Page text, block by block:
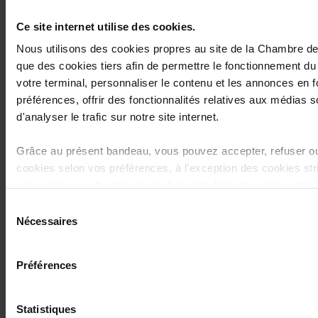
Ce site internet utilise des cookies.
Nous utilisons des cookies propres au site de la Chambre
que des cookies tiers afin de permettre le fonctionnement
votre terminal, personnaliser le contenu et les annonces en
préférences, offrir des fonctionnalités relatives aux médias
d'analyser le trafic sur notre site internet.
Grâce au présent bandeau, vous pouvez accepter, refuser
cookies selon vos préférences, à l’exception des cookies
préférences de lecture vidéo, personnalisation de
nécessaires.
Nécessaires
Préférences
Statistiques
07.2024
News Flash - Le Règlement (UE)
2024/1689 sur l’intelligence
artificielle (AI Act) vient d’être
publié: Quels sont les aspects